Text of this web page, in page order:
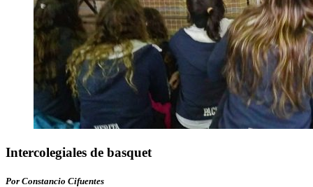
Intercolegiales de basquet
Por Constancio Cifuentes